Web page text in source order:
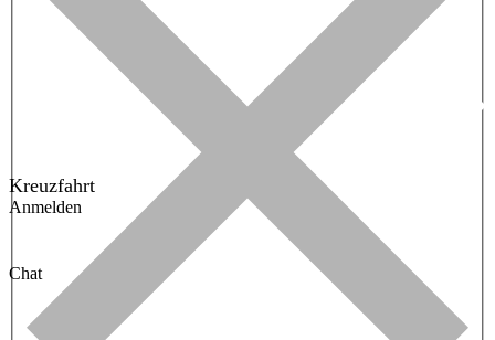
Kreuzfahrt
Anmelden
Chat